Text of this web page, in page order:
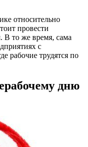
относительно
провести
В то же время, сама
с
рабочие трудятся по
дню